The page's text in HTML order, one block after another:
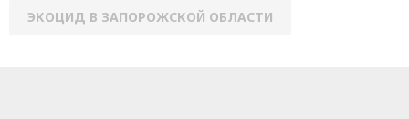
ЭКОЦИД В ЗАПОРОЖСКОЙ ОБЛАСТИ